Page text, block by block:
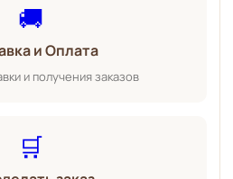
🚚
и Оплата
и получения заказов
🛒